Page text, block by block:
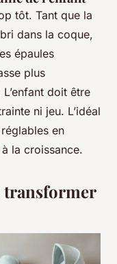
tôt. Tant que la
dans la coque,
épaules
plus
doit être
ni jeu. L’idéal
en
la croissance.
transformer